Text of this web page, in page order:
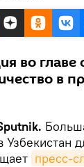
во
в
Узбекистан
пресс-